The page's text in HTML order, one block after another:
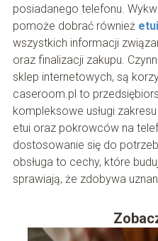
posiadanego telefonu.
pomoże dobrać również
wszystkich informacji
oraz finalizacji zakupu.
sklep internetowych, są
caseroom.pl to
kompleksowe usługi
etui oraz pokrowców na
dostosowanie się do
obsługa to cechy, które
sprawiają, że zdobywa